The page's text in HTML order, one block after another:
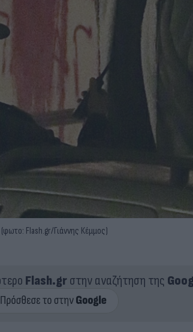
Flash.gr/Γιάννης Κέμμος)
Flash.grστην αναζήτηση της